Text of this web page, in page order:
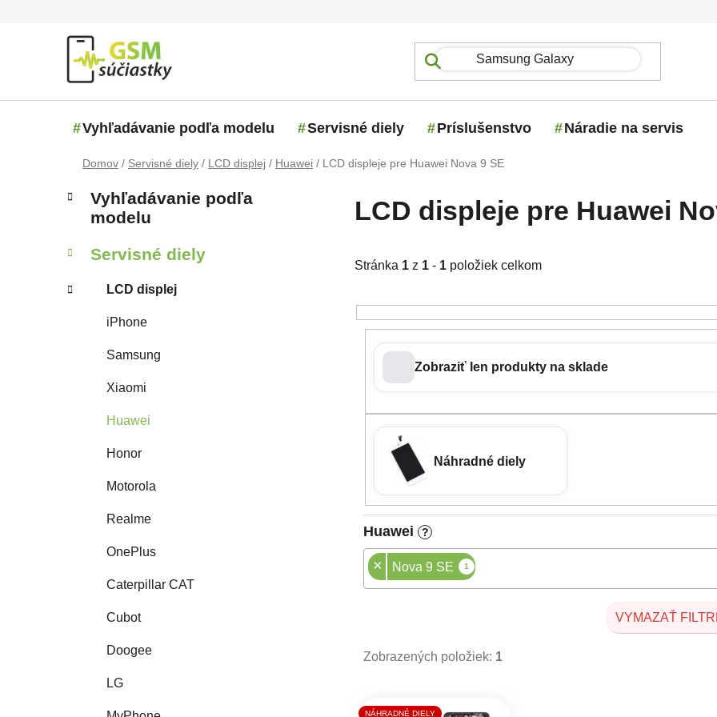
Vyhľadávanie podľa modelu Servisné diely Príslušenstvo Náradie na servis
Domov / Servisné diely / LCD displej / Huawei / LCD displeje pre Huawei Nova 9 SE
Bočný panel
Kategórie
Vyhľadávanie podľa
modelu
Servisné diely
LCD displej
iPhone
Samsung
Xiaomi
Huawei
Honor
Motorola
Realme
OnePlus
Caterpillar CAT
Cubot
Doogee
LG
LCD displeje pre Huawei
Stránka 1 z 1 - 1 položiek celkom
Zobraziť len produkty na sklade
Náhradné diely
Huawei ?
× Nova 9 SE 1
VYMAZAŤ
Zobrazených položiek: 1
Výpis produktov
NÁHRADNÉ DIELY